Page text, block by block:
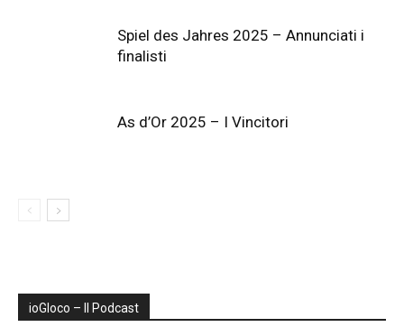
Spiel des Jahres 2025 – Annunciati i
finalisti
As d’Or 2025 – I Vincitori
ioGIoco – Il Podcast